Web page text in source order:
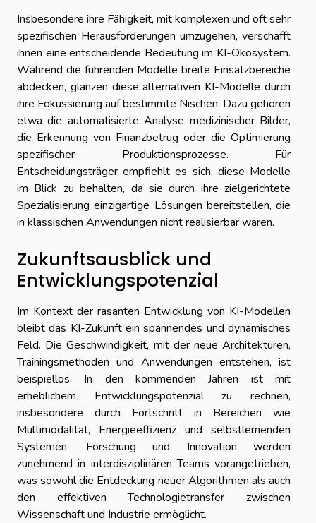
Insbesondere ihre Fähigkeit, mit komplexen und oft sehr
spezifischen Herausforderungen umzugehen, verschafft
ihnen eine entscheidende Bedeutung im KI-Ökosystem.
Während die führenden Modelle breite Einsatzbereiche
abdecken, glänzen diese alternativen KI-Modelle durch
ihre Fokussierung auf bestimmte Nischen. Dazu gehören
etwa die automatisierte Analyse medizinischer Bilder,
die Erkennung von Finanzbetrug oder die Optimierung
spezifischer Produktionsprozesse. Für
Entscheidungsträger empfiehlt es sich, diese Modelle
im Blick zu behalten, da sie durch ihre zielgerichtete
Spezialisierung einzigartige Lösungen bereitstellen, die
in klassischen Anwendungen nicht realisierbar wären.
Zukunftsausblick und
Entwicklungspotenzial
Im Kontext der rasanten Entwicklung von KI-Modellen
bleibt das KI-Zukunft ein spannendes und dynamisches
Feld. Die Geschwindigkeit, mit der neue Architekturen,
Trainingsmethoden und Anwendungen entstehen, ist
beispiellos. In den kommenden Jahren ist mit
erheblichem Entwicklungspotenzial zu rechnen,
insbesondere durch Fortschritt in Bereichen wie
Multimodalität, Energieeffizienz und selbstlernenden
Systemen. Forschung und Innovation werden
zunehmend in interdisziplinären Teams vorangetrieben,
was sowohl die Entdeckung neuer Algorithmen als auch
den effektiven Technologietransfer zwischen
Wissenschaft und Industrie ermöglicht.